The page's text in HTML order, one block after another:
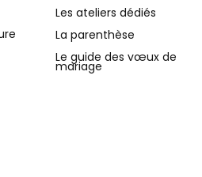
Les ateliers dédiés
La parenthèse
Le guide des vœux de
mariage